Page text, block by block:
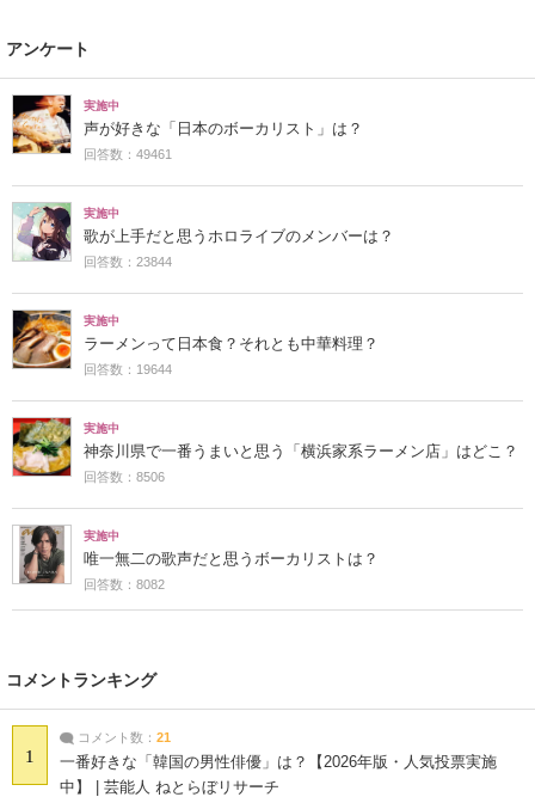
アンケート
実施中
声が好きな「日本のボーカリスト」は？
回答数：49461
実施中
歌が上手だと思うホロライブのメンバーは？
回答数：23844
実施中
ラーメンって日本食？それとも中華料理？
回答数：19644
実施中
神奈川県で一番うまいと思う「横浜家系ラーメン店」はどこ？
回答数：8506
実施中
唯一無二の歌声だと思うボーカリストは？
回答数：8082
コメントランキング
1
コメント数： 21
一番好きな「韓国の男性俳優」は？【2026年版・人気投票実施
中】 | 芸能人 ねとらぼリサーチ